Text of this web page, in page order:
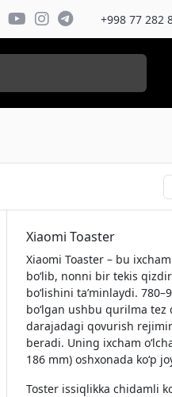
+998 77 282
Xiaomi Toaster
Xiaomi Toaster – bu
bo‘lib, nonni bir tekis
bo‘lishini ta’minlaydi.
bo‘lgan ushbu qurilma tez
darajadagi qovurish
beradi. Uning ixcham
186 mm) oshxonada ko‘p
Toster issiqlikka chidamli